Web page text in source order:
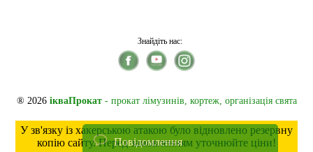
Знайдіть нас:
® 2026 ікваПрокат- прокат лімузинів, кортеж, організація свята
У зв'язку із хакерською атакою було відновлено резервну
копію сайту. Перед замовленням уточнюйте ціни!
Повідомлення